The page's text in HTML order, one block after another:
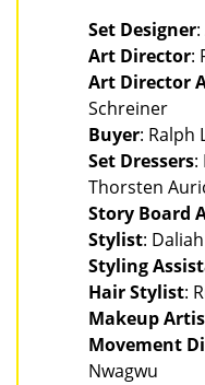
Set Designer
Art Director:
Art Director
Schreiner
Buyer: Ralph
Set Dressers:
Thorsten
Story Board
Stylist:
Styling
Hair Stylist:
Makeup
Movement
Nwagwu